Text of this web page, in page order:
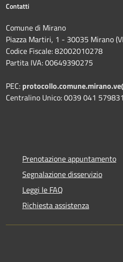
Contatti
Comune di Mirano
Piazza Martiri, 1 - 30035 Mirano
Codice Fiscale: 82002010278
Partita IVA: 00649390275
PEC:
Centralino Unico: 0039 041
Prenotazione appuntamento
Segnalazione disservizio
Leggi le FAQ
Richiesta assistenza